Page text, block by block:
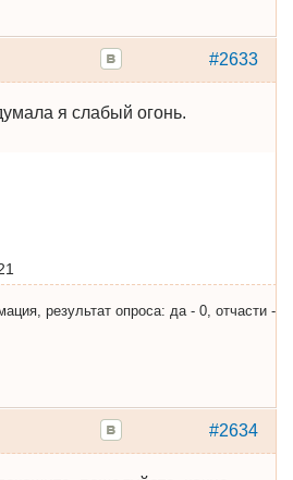
#2633
я слабый огонь.
результат опроса: да - 0, отчасти -
#2634